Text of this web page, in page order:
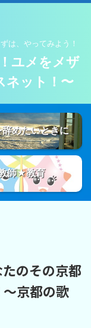
は、やってみよう！
ユメをメザ
ネット！〜
辞めたいときに
師★教育
のその京都
京都の歌